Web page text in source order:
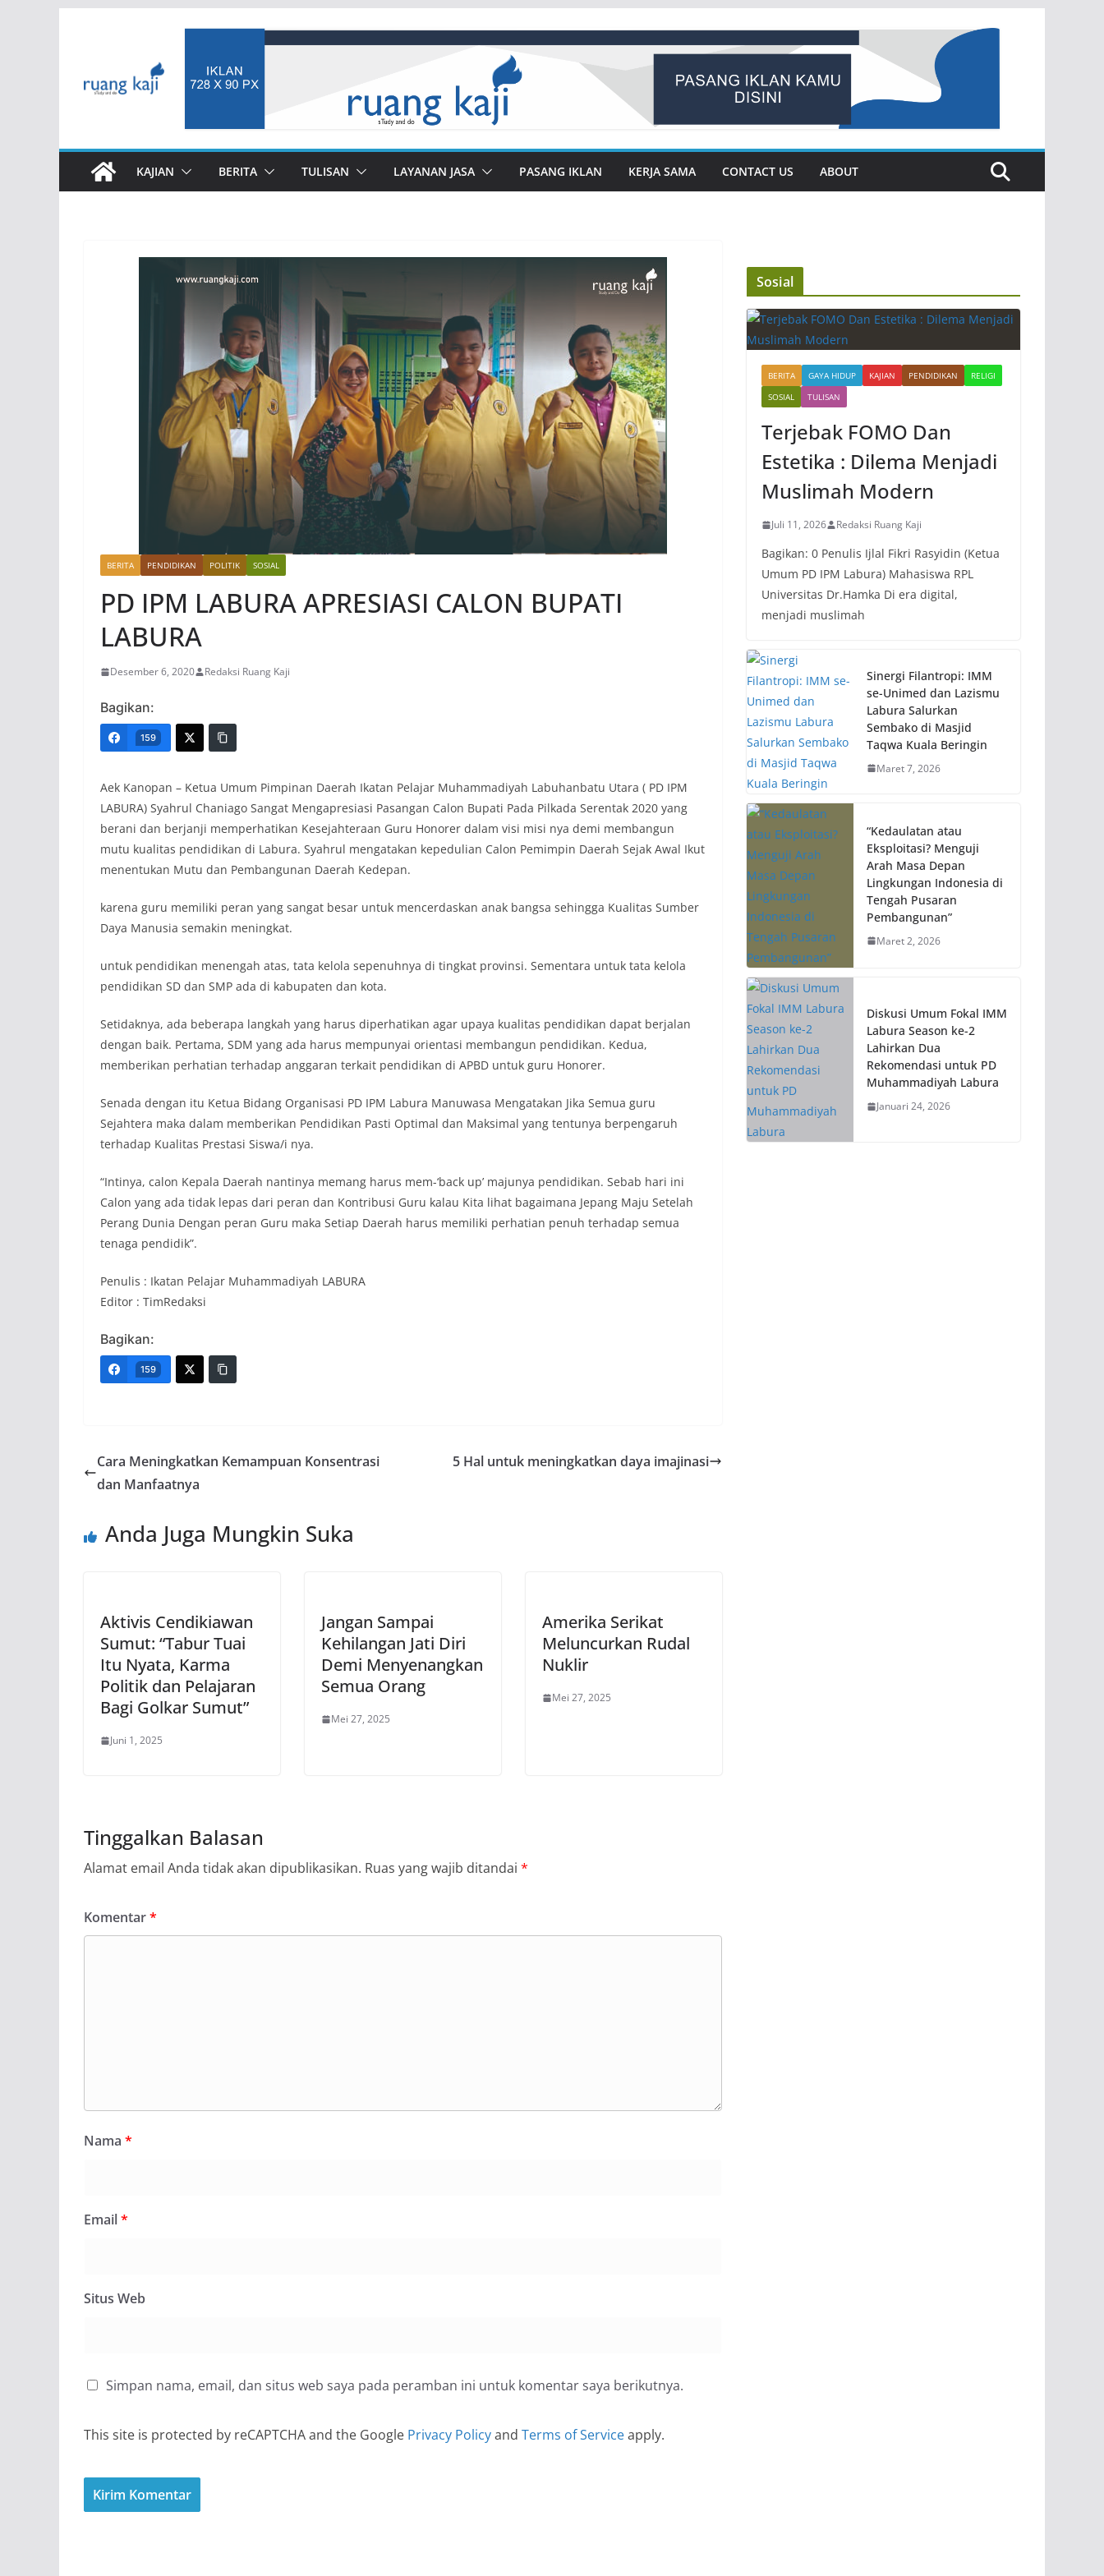
KAJIAN BERITA TULISAN LAYANAN JASA PASANG IKLAN KERJA SAMA CONTACT US ABOUT
BERITA PENDIDIKAN POLITIK SOSIAL
PD IPM LABURA APRESIASI CALON BUPATI
LABURA
Desember 6, 2020 Redaksi Ruang Kaji
Bagikan:
159
Aek Kanopan – Ketua Umum Pimpinan Daerah Ikatan Pelajar Muhammadiyah Labuhanbatu Utara ( PD IPM
LABURA) Syahrul Chaniago Sangat Mengapresiasi Pasangan Calon Bupati Pada Pilkada Serentak 2020 yang
berani dan berjanji memperhatikan Kesejahteraan Guru Honorer dalam visi misi nya demi membangun
mutu kualitas pendidikan di Labura. Syahrul mengatakan kepedulian Calon Pemimpin Daerah Sejak Awal Ikut
menentukan Mutu dan Pembangunan Daerah Kedepan.
karena guru memiliki peran yang sangat besar untuk mencerdaskan anak bangsa sehingga Kualitas Sumber
Daya Manusia semakin meningkat.
untuk pendidikan menengah atas, tata kelola sepenuhnya di tingkat provinsi. Sementara untuk tata kelola
pendidikan SD dan SMP ada di kabupaten dan kota.
Setidaknya, ada beberapa langkah yang harus diperhatikan agar upaya kualitas pendidikan dapat berjalan
dengan baik. Pertama, SDM yang ada harus mempunyai orientasi membangun pendidikan. Kedua,
memberikan perhatian terhadap anggaran terkait pendidikan di APBD untuk guru Honorer.
Senada dengan itu Ketua Bidang Organisasi PD IPM Labura Manuwasa Mengatakan Jika Semua guru
Sejahtera maka dalam memberikan Pendidikan Pasti Optimal dan Maksimal yang tentunya berpengaruh
terhadap Kualitas Prestasi Siswa/i nya.
“Intinya, calon Kepala Daerah nantinya memang harus mem-‘back up’ majunya pendidikan. Sebab hari ini
Calon yang ada tidak lepas dari peran dan Kontribusi Guru kalau Kita lihat bagaimana Jepang Maju Setelah
Perang Dunia Dengan peran Guru maka Setiap Daerah harus memiliki perhatian penuh terhadap semua
tenaga pendidik”.
Penulis : Ikatan Pelajar Muhammadiyah LABURA
Editor : TimRedaksi
Bagikan:
159
Cara Meningkatkan Kemampuan Konsentrasi
dan Manfaatnya
5 Hal untuk meningkatkan daya imajinasi
Anda Juga Mungkin Suka
Aktivis Cendikiawan
Sumut: “Tabur Tuai
Itu Nyata, Karma
Politik dan Pelajaran
Bagi Golkar Sumut”
Juni 1, 2025
Jangan Sampai
Kehilangan Jati Diri
Demi Menyenangkan
Semua Orang
Mei 27, 2025
Amerika Serikat
Meluncurkan Rudal
Nuklir
Mei 27, 2025
Tinggalkan Balasan
Alamat email Anda tidak akan dipublikasikan. Ruas yang wajib ditandai *
Komentar*
Nama *
Email*
Situs Web
Simpan nama, email, dan situs web saya pada peramban ini untuk komentar saya berikutnya.
This site is protected by reCAPTCHA and the Google Privacy Policyand Terms of Serviceapply.
Sosial
BERITA GAYA HIDUP KAJIAN PENDIDIKAN
RELIGI
SOSIAL
TULISAN
Terjebak FOMO Dan
Estetika : Dilema Menjadi
Muslimah Modern
Juli 11, 2026 Redaksi Ruang Kaji
Bagikan: 0 Penulis Ijlal Fikri Rasyidin (Ketua
Umum PD IPM Labura) Mahasiswa RPL
Universitas Dr.Hamka Di era digital,
menjadi muslimah
Sinergi Filantropi: IMM
se-Unimed dan Lazismu
Labura Salurkan
Sembako di Masjid
Taqwa Kuala Beringin
Maret 7, 2026
“Kedaulatan atau
Eksploitasi? Menguji
Arah Masa Depan
Lingkungan Indonesia di
Tengah Pusaran
Pembangunan”
Maret 2, 2026
Diskusi Umum Fokal IMM
Labura Season ke-2
Lahirkan Dua
Rekomendasi untuk PD
Muhammadiyah Labura
Januari 24, 2026